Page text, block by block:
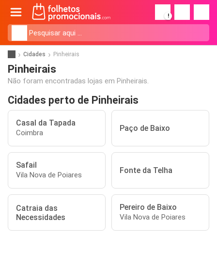
!
Cidades Pinheirais
Pinheirais
Não foram encontradas lojas em Pinheirais.
Cidades perto de Pinheirais
Casal da Tapada
Coimbra Paço de Baixo
Safail
Vila Nova de Poiares Fonte da Telha
Catraia das
Necessidades
Pereiro de Baixo
Vila Nova de Poiares